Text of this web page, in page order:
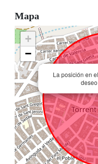
Mapa
La posición en
+
−